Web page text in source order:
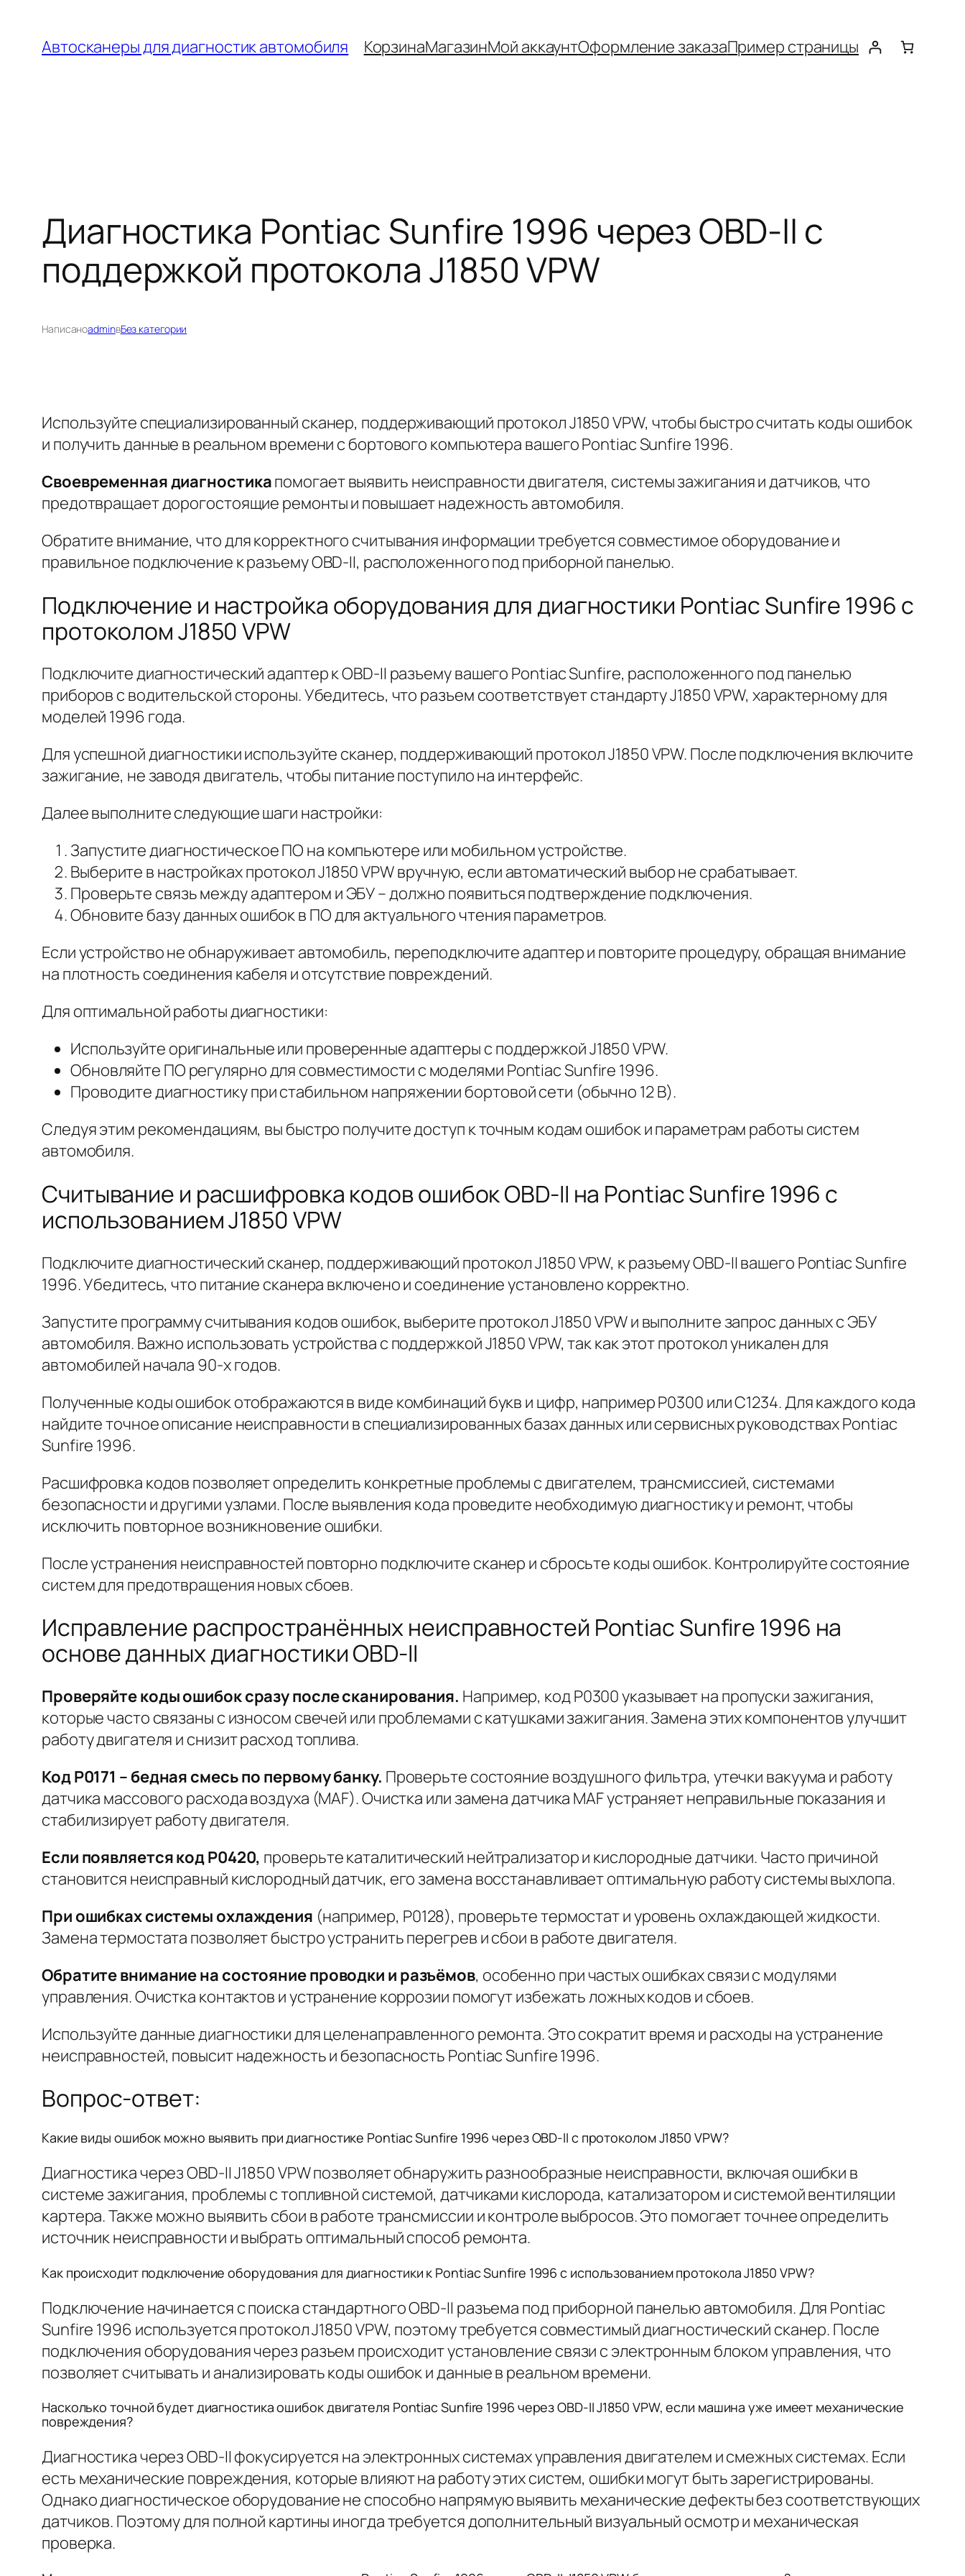
содержимому
Автосканеры для диагностик автомобиля КорзинаМагазинМой аккаунтОформление заказаПример страницы
Диагностика Pontiac Sunfire 1996 через OBD-II с
поддержкой протокола J1850 VPW
НаписаноadminвБез категории
Используйте специализированный сканер, поддерживающий протокол J1850 VPW, чтобы быстро считать коды ошибок
и получить данные в реальном времени с бортового компьютера вашего Pontiac Sunfire 1996.
Своевременная диагностикапомогает выявить неисправности двигателя, системы зажигания и датчиков, что
предотвращает дорогостоящие ремонты и повышает надежность автомобиля.
Обратите внимание, что для корректного считывания информации требуется совместимое оборудование и
правильное подключение к разъему OBD-II, расположенного под приборной панелью.
Подключение и настройка оборудования для диагностики Pontiac Sunfire 1996 с
протоколом J1850 VPW
Подключите диагностический адаптер к OBD-II разъему вашего Pontiac Sunfire, расположенного под панелью
приборов с водительской стороны. Убедитесь, что разъем соответствует стандарту J1850 VPW, характерному для
моделей 1996 года.
Для успешной диагностики используйте сканер, поддерживающий протокол J1850 VPW. После подключения включите
зажигание, не заводя двигатель, чтобы питание поступило на интерфейс.
Далее выполните следующие шаги настройки:
Запустите диагностическое ПО на компьютере или мобильном устройстве.
Выберите в настройках протокол J1850 VPW вручную, если автоматический выбор не срабатывает.
Проверьте связь между адаптером и ЭБУ – должно появиться подтверждение подключения.
Обновите базу данных ошибок в ПО для актуального чтения параметров.
Если устройство не обнаруживает автомобиль, переподключите адаптер и повторите процедуру, обращая внимание
на плотность соединения кабеля и отсутствие повреждений.
Для оптимальной работы диагностики:
Используйте оригинальные или проверенные адаптеры с поддержкой J1850 VPW.
Обновляйте ПО регулярно для совместимости с моделями Pontiac Sunfire 1996.
Проводите диагностику при стабильном напряжении бортовой сети (обычно 12 В).
Следуя этим рекомендациям, вы быстро получите доступ к точным кодам ошибок и параметрам работы систем
автомобиля.
Считывание и расшифровка кодов ошибок OBD-II на Pontiac Sunfire 1996 с
использованием J1850 VPW
Подключите диагностический сканер, поддерживающий протокол J1850 VPW, к разъему OBD-II вашего Pontiac Sunfire
1996. Убедитесь, что питание сканера включено и соединение установлено корректно.
Запустите программу считывания кодов ошибок, выберите протокол J1850 VPW и выполните запрос данных с ЭБУ
автомобиля. Важно использовать устройства с поддержкой J1850 VPW, так как этот протокол уникален для
автомобилей начала 90-х годов.
Полученные коды ошибок отображаются в виде комбинаций букв и цифр, например P0300 или C1234. Для каждого кода
найдите точное описание неисправности в специализированных базах данных или сервисных руководствах Pontiac
Sunfire 1996.
Расшифровка кодов позволяет определить конкретные проблемы с двигателем, трансмиссией, системами
безопасности и другими узлами. После выявления кода проведите необходимую диагностику и ремонт, чтобы
исключить повторное возникновение ошибки.
После устранения неисправностей повторно подключите сканер и сбросьте коды ошибок. Контролируйте состояние
систем для предотвращения новых сбоев.
Исправление распространённых неисправностей Pontiac Sunfire 1996 на
основе данных диагностики OBD-II
Проверяйте коды ошибок сразу после сканирования. Например, код P0300 указывает на пропуски зажигания,
которые часто связаны с износом свечей или проблемами с катушками зажигания. Замена этих компонентов улучшит
работу двигателя и снизит расход топлива.
Код P0171 – бедная смесь по первому банку. Проверьте состояние воздушного фильтра, утечки вакуума и работу
датчика массового расхода воздуха (MAF). Очистка или замена датчика MAF устраняет неправильные показания и
стабилизирует работу двигателя.
Если появляется код P0420, проверьте каталитический нейтрализатор и кислородные датчики. Часто причиной
становится неисправный кислородный датчик, его замена восстанавливает оптимальную работу системы выхлопа.
При ошибках системы охлаждения (например, P0128), проверьте термостат и уровень охлаждающей жидкости.
Замена термостата позволяет быстро устранить перегрев и сбои в работе двигателя.
Обратите внимание на состояние проводки и разъёмов, особенно при частых ошибках связи с модулями
управления. Очистка контактов и устранение коррозии помогут избежать ложных кодов и сбоев.
Используйте данные диагностики для целенаправленного ремонта.Это сократит время и расходы на устранение
неисправностей, повысит надежность и безопасность Pontiac Sunfire 1996.
Вопрос-ответ:
Какие виды ошибок можно выявить при диагностике Pontiac Sunfire 1996 через OBD-II с протоколом J1850 VPW?
Диагностика через OBD-II J1850 VPW позволяет обнаружить разнообразные неисправности, включая ошибки в
системе зажигания, проблемы с топливной системой, датчиками кислорода, катализатором и системой вентиляции
картера. Также можно выявить сбои в работе трансмиссии и контроле выбросов. Это помогает точнее определить
источник неисправности и выбрать оптимальный способ ремонта.
Как происходит подключение оборудования для диагностики к Pontiac Sunfire 1996 с использованием протокола J1850 VPW?
Подключение начинается с поиска стандартного OBD-II разъема под приборной панелью автомобиля. Для Pontiac
Sunfire 1996 используется протокол J1850 VPW, поэтому требуется совместимый диагностический сканер. После
подключения оборудования через разъем происходит установление связи с электронным блоком управления, что
позволяет считывать и анализировать коды ошибок и данные в реальном времени.
Насколько точной будет диагностика ошибок двигателя Pontiac Sunfire 1996 через OBD-II J1850 VPW, если машина уже имеет механические
повреждения?
Диагностика через OBD-II фокусируется на электронных системах управления двигателем и смежных системах. Если
есть механические повреждения, которые влияют на работу этих систем, ошибки могут быть зарегистрированы.
Однако диагностическое оборудование не способно напрямую выявить механические дефекты без соответствующих
датчиков. Поэтому для полной картины иногда требуется дополнительный визуальный осмотр и механическая
проверка.